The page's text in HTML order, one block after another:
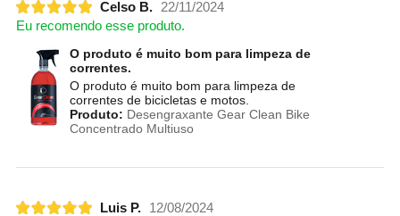
Celso B.
22/11/2024
Eu recomendo esse produto.
O produto é muito bom para limpeza de
correntes.
O produto é muito bom para limpeza de
correntes de bicicletas e motos.
Produto: Desengraxante Gear Clean Bike
Concentrado Multiuso
Luis P.
12/08/2024